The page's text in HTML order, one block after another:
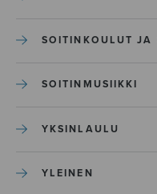
SOITINKOULUT JA
SOITINMUSIIKKI
YKSINLAULU
YLEINEN